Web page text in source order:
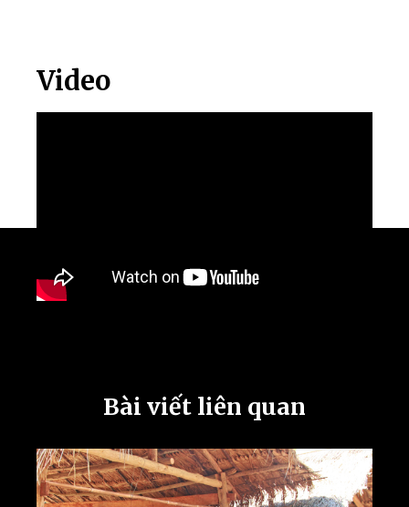
Video
Bài viết liên quan